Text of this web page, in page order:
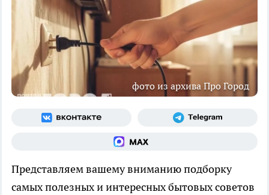
фото из архива Про Город
Представляем вашему вниманию подборку
самых полезных и интересных бытовых советов